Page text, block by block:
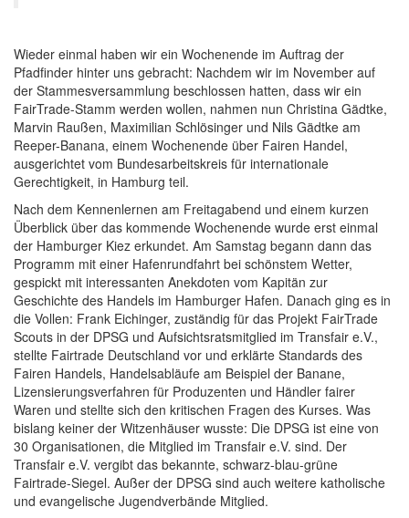
Wieder einmal haben wir ein Wochenende im Auftrag der
Pfadfinder hinter uns gebracht: Nachdem wir im November auf
der Stammesversammlung beschlossen hatten, dass wir ein
FairTrade-Stamm werden wollen, nahmen nun Christina Gädtke,
Marvin Raußen, Maximilian Schlösinger und Nils Gädtke am
Reeper-Banana, einem Wochenende über Fairen Handel,
ausgerichtet vom Bundesarbeitskreis für internationale
Gerechtigkeit, in Hamburg teil.
Nach dem Kennenlernen am Freitagabend und einem kurzen
Überblick über das kommende Wochenende wurde erst einmal
der Hamburger Kiez erkundet. Am Samstag begann dann das
Programm mit einer Hafenrundfahrt bei schönstem Wetter,
gespickt mit interessanten Anekdoten vom Kapitän zur
Geschichte des Handels im Hamburger Hafen. Danach ging es in
die Vollen: Frank Eichinger, zuständig für das Projekt FairTrade
Scouts in der DPSG und Aufsichtsratsmitglied im Transfair e.V.,
stellte Fairtrade Deutschland vor und erklärte Standards des
Fairen Handels, Handelsabläufe am Beispiel der Banane,
Lizensierungsverfahren für Produzenten und Händler fairer
Waren und stellte sich den kritischen Fragen des Kurses. Was
bislang keiner der Witzenhäuser wusste: Die DPSG ist eine von
30 Organisationen, die Mitglied im Transfair e.V. sind. Der
Transfair e.V. vergibt das bekannte, schwarz-blau-grüne
Fairtrade-Siegel. Außer der DPSG sind auch weitere katholische
und evangelische Jugendverbände Mitglied.